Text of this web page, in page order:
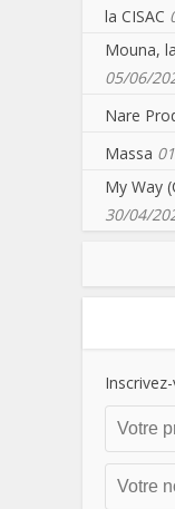
la CISAC
Mouna,
05/06/
Nare
Massa
My Way
30/04/